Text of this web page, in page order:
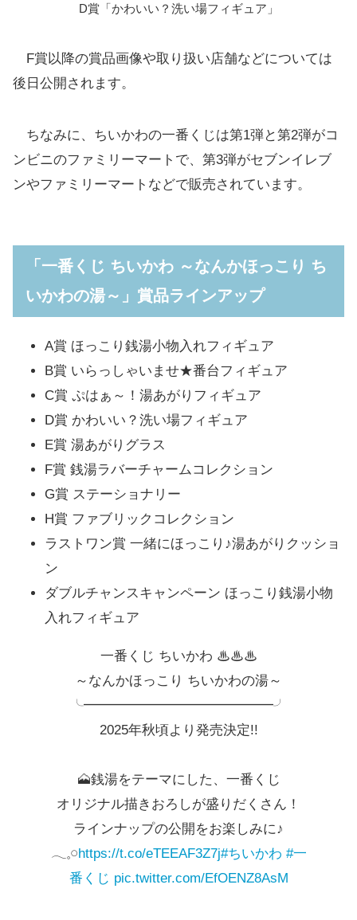
D賞「かわいい？洗い場フィギュア」
F賞以降の賞品画像や取り扱い店舗などについては
後日公開されます。
ちなみに、ちいかわの一番くじは第1弾と第2弾がコ
ンビニのファミリーマートで、第3弾がセブンイレブ
ンやファミリーマートなどで販売されています。
「一番くじ ちいかわ ～なんかほっこり ち
いかわの湯～」賞品ラインアップ
A賞 ほっこり銭湯小物入れフィギュア
B賞 いらっしゃいませ★番台フィギュア
C賞 ぷはぁ～！湯あがりフィギュア
D賞 かわいい？洗い場フィギュア
E賞 湯あがりグラス
F賞 銭湯ラバーチャームコレクション
G賞 ステーショナリー
H賞 ファブリックコレクション
ラストワン賞 一緒にほっこり♪湯あがりクッショ
ン
ダブルチャンスキャンペーン ほっこり銭湯小物
入れフィギュア
一番くじ ちいかわ ♨♨♨
～なんかほっこり ちいかわの湯～
╰━━━━━━━━━━━━━━╯
2025年秋頃より発売決定!!
🗻銭湯をテーマにした、一番くじ
オリジナル描きおろしが盛りだくさん！
ラインナップの公開をお楽しみに♪
𓂃𓈒𓏸https://t.co/eTEEAF3Z7j#ちいかわ #一
番くじ pic.twitter.com/EfOENZ8AsM